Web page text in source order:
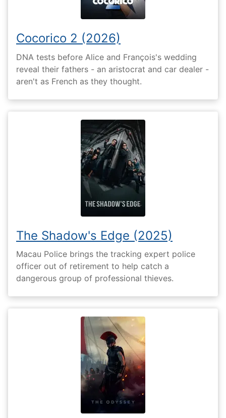
Cocorico 2 (2026)
DNA tests before Alice and François's wedding
reveal their fathers - an aristocrat and car dealer -
aren't as French as they thought.
The Shadow's Edge (2025)
Macau Police brings the tracking expert police
officer out of retirement to help catch a
dangerous group of professional thieves.